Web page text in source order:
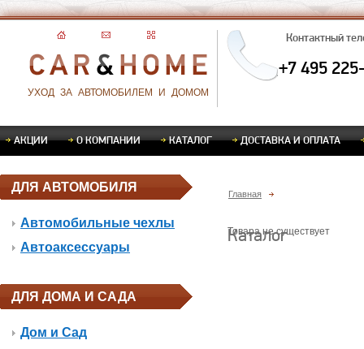
УХОД ЗА АВТОМОБИЛЕМ И ДОМОМ
Контактный
+7 495
АКЦИИ О КОМПАНИИ КАТАЛОГ ДОСТАВКА И ОПЛАТА
ДЛЯ АВТОМОБИЛЯ
Автомобильные чехлы
Автоаксессуары
ДЛЯ ДОМА И САДА
Дом и Сад
Главная
Каталог
Товара не существует